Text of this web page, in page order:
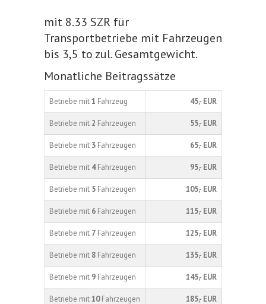
mit 8.33 SZR für
Transportbetriebe mit Fahrzeugen
bis 3,5 to zul. Gesamtgewicht.
Monatliche Beitragssätze
Betriebe mit1 Fahrzeug 45,- EUR
Betriebe mit 2 Fahrzeugen 55,- EUR
Betriebe mit 3 Fahrzeugen 65,- EUR
Betriebe mit 4Fahrzeugen 95,- EUR
Betriebe mit 5 Fahrzeugen 105,- EUR
Betriebe mit 6 Fahrzeugen 115,- EUR
Betriebe mit 7 Fahrzeugen 125,- EUR
Betriebe mit 8 Fahrzeugen 135,- EUR
Betriebe mit 9 Fahrzeugen 145,- EUR
Betriebe mit10Fahrzeugen 185,- EUR